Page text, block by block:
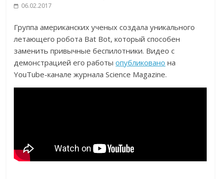
06.02.2017
Группа американских ученых создала уникального
летающего робота Bat Bot, который способен
заменить привычные беспилотники. Видео с
демонстрацией его работыопубликовано на
YouTube-канале журнала Science Magazine.